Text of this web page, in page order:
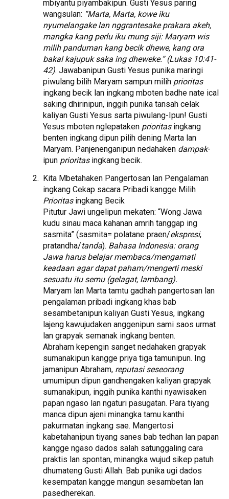
mbiyantu piyambakipun. Gusti Yesus paring
wangsulan: “Marta, Marta, kowe iku
nyumelangake lan nggrantesake prakara akeh,
mangka kang perlu iku mung siji: Maryam wis
milih panduman kang becik dhewe, kang ora
bakal kajupuk saka ing dheweke.” (Lukas 10:41-
42). Jawabanipun Gusti Yesus punika maringi
piwulang bilih Maryam sampun milih prioritas
ingkang becik lan ingkang mboten badhe nate ical
saking dhirinipun, inggih punika tansah celak
kaliyan Gusti Yesus sarta piwulang-Ipun! Gusti
Yesus mboten nglepataken prioritasingkang
benten ingkang dipun pilih dening Marta lan
Maryam. Panjenenganipun nedahaken dampak-
ipun prioritasingkang becik.
Kita Mbetahaken Pangertosan lan Pengalaman
ingkang Cekap sacara Pribadi kangge Milih
Prioritasingkang Becik
Pitutur Jawi ungelipun mekaten: “Wong Jawa
kudu sinau maca kahanan amrih tanggap ing
sasmita” (sasmita= polatane praen/ekspresi,
pratandha/tanda). Bahasa Indonesia: orang
Jawa harus belajar membaca/mengamati
keadaan agar dapat paham/mengerti meski
sesuatu itu semu (gelagat, lambang).
Maryam lan Marta tamtu gadhah pangertosan lan
pengalaman pribadi ingkang khas bab
sesambetanipun kaliyan Gusti Yesus, ingkang
lajeng kawujudaken anggenipun sami saos urmat
lan grapyak semanak ingkang benten.
Abraham kepengin sanget nedahaken grapyak
sumanakipun kangge priya tiga tamunipun. Ing
jamanipun Abraham, reputasi seseorang
umumipun dipun gandhengaken kaliyan grapyak
sumanakipun, inggih punika kanthi nyawisaken
papan ngaso lan ngaturi pasugatan. Para tiyang
manca dipun ajeni minangka tamu kanthi
pakurmatan ingkang sae. Mangertosi
kabetahanipun tiyang sanes bab tedhan lan papan
kangge ngaso dados salah satunggaling cara
praktis lan spontan, minangka wujud sikep patuh
dhumateng Gusti Allah. Bab punika ugi dados
kesempatan kangge mangun sesambetan lan
pasedherekan.